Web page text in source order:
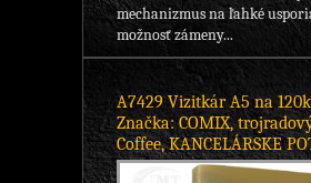
mechanizmus na ľahké
možnosť zámeny...
A7429 Vizitkár A5 na
Značka: COMIX,
Coffee, KANCELÁRSKE